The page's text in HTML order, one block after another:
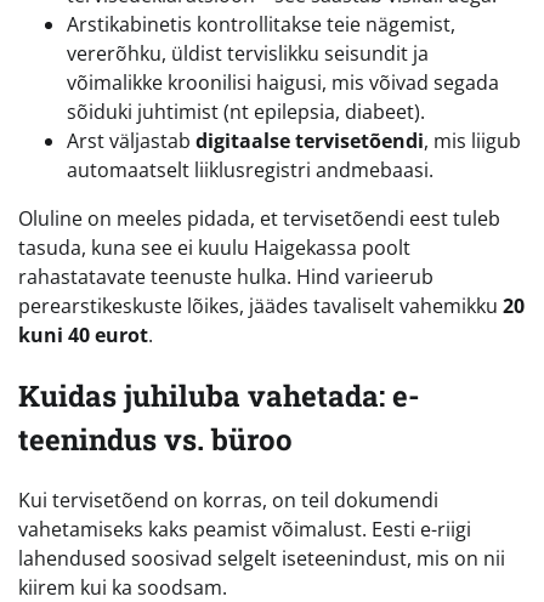
Arstikabinetis kontrollitakse teie nägemist,
vererõhku, üldist tervislikku seisundit ja
võimalikke kroonilisi haigusi, mis võivad segada
sõiduki juhtimist (nt epilepsia, diabeet).
Arst väljastab digitaalse tervisetõendi, mis liigub
automaatselt liiklusregistri andmebaasi.
Oluline on meeles pidada, et tervisetõendi eest tuleb
tasuda, kuna see ei kuulu Haigekassa poolt
rahastatavate teenuste hulka. Hind varieerub
perearstikeskuste lõikes, jäädes tavaliselt vahemikku 20
kuni 40 eurot.
Kuidas juhiluba vahetada: e-
teenindus vs. büroo
Kui tervisetõend on korras, on teil dokumendi
vahetamiseks kaks peamist võimalust. Eesti e-riigi
lahendused soosivad selgelt iseteenindust, mis on nii
kiirem kui ka soodsam.